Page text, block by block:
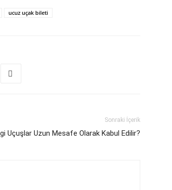
ucuz uçak bileti
Sonraki İçerik
Uçuşlar Uzun Mesafe Olarak Kabul Edilir?